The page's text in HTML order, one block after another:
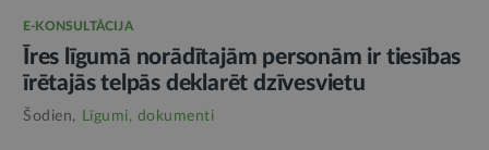
E-KONSULTĀCIJA
Īres līgumā norādītajām personām ir tiesības
īrētajās telpās deklarēt dzīvesvietu
Šodien, Līgumi, dokumenti